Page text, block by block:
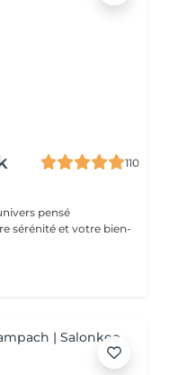
110
sérénité et votre bien-